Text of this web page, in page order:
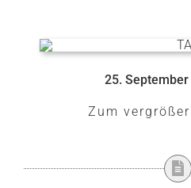
25.
Zum